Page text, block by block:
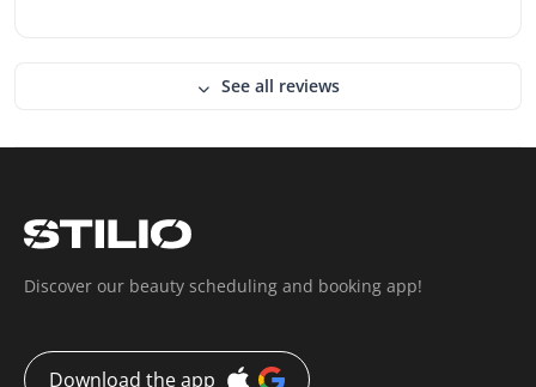
See all reviews
Discover our beauty scheduling and booking app!
Download the app